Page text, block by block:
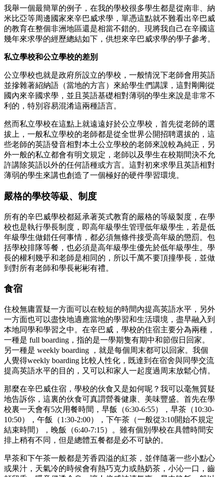
我舉一個最簡單的例子，在我的學校很多學生都是從南非、納
米比亞等周邊國家來辛巴威求學，單憑這點就不難看出辛巴威
的教育在整個非洲地區還是相當不錯的。現將我自己在辛國這
幾年來求學的經歷總結如下，供想來辛巴威求學的學子參考。
私立學校和公立學校的差別
公立學校也就是政府所設立的學校，一般情況下老師會用英語
並摻雜著紹納語（當地的方言）來給學生們講課，這對剛剛從
國內來辛國求學，並且英語基礎相對薄弱的學生來說是非常不
利的，特別容易混淆這兩種語言。
然而私立學校在這點上就遠遠好於公立學校，首先從老師的選
拔上，一般私立學校的老師都是從全世界公開招聘選拔的，這
些老師的英語發音相對本土公立學校的老師來說較為純正，另
外一般的私立都會有明文規定，老師以及學生在校期間決不允
許講除英語以外的任何語種或方言。這對初來求學且英語相對
薄弱的學生來講也創造了一個極好的硬件學習環境。
嚴格的學校等級、制度
所有的辛巴威學校都延承著英式教育的嚴格的等級製度，在學
校也是執行學長制度，即高年級學生管理低年級學生，若是低
年級學生做錯任何事情，都必須無條件接受高年級的懲罰。包
括學校排隊等餐，也必須是高年級學生優先於低年級學生。學
長的權利幾乎和老師是相同的，所以千萬不要頂撞學長，並做
到對所有老師和學長彬彬有禮。
食宿
住校無庸置疑一方面可以在較短的時間內提高英語水平，另外
一方面也可以盡快地適應當地的學習和生活環境，盡早融入到
本地同學和學習之中。在辛巴威，學校的住宿主要分為兩種，
一種是 full boarding，指的是一學期隻有期中和節假日回家。
另一種是 weekly boarding ，就是每個周末都可以回家。我個
人覺得weekly boarding 比較人性化，既達到在宿舍與同學交流
提高英語水平的目的，又可以和家人一起度過周末放鬆心情。
那麼在辛巴威住宿，學校的伙食又是如何呢？我可以毫無質疑
地告訴你，這裏的伙食可真謂營養健康、美味豐盛。首先在學
校裏一天會有5次用餐時間，早飯（6:30-6:55），早茶（10:30-
10:50），午飯（1:30-2:00），下午茶（一般從3:10開始不規定
結束時間），晚飯（6:40-7:15）。雖有個別學校在具體時間安
排上稍有不同，但是總體五餐都是必不可缺的。
早茶和下午茶一般都是芳香四溢的紅茶，並伴隨著一些小點心
或果汁，天氣冷的時候會有熱巧克力或熱奶茶，小沁一口，齒